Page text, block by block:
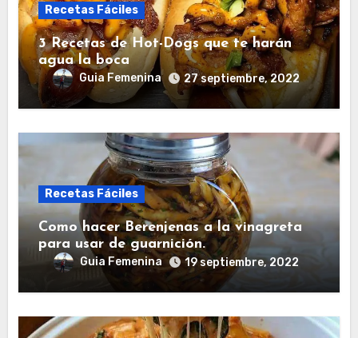
Recetas Fáciles
3 Recetas de Hot-Dogs que te harán
agua la boca
Guia Femenina 27 septiembre, 2022
Recetas Fáciles
Como hacer Berenjenas a la vinagreta
para usar de guarnición.
Guia Femenina 19 septiembre, 2022